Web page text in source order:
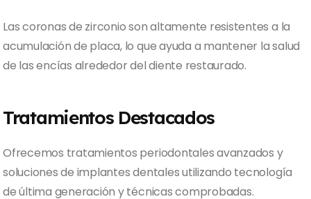
Las coronas de zirconio son altamente resistentes a la
acumulación de placa, lo que ayuda a mantener la salud
de las encías alrededor del diente restaurado.
Tratamientos Destacados
Ofrecemos tratamientos periodontales avanzados y
soluciones de implantes dentales utilizando tecnología
de última generación y técnicas comprobadas.